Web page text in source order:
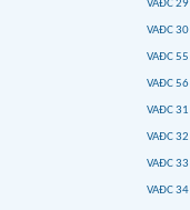
VAĐC 29
VAĐC 30
VAĐC 55
VAĐC 56
VAĐC 31
VAĐC 32
VAĐC 33
VAĐC 34